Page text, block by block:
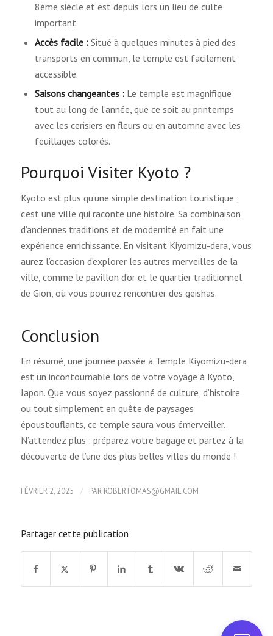
8ème siècle et est depuis lors un lieu de culte
important.
Accès facile :Situé à quelques minutes à pied des
transports en commun, le temple est facilement
accessible.
Saisons changeantes :Le temple est magnifique
tout au long de l’année, que ce soit au printemps
avec les cerisiers en fleurs ou en automne avec les
feuillages colorés.
Pourquoi Visiter Kyoto ?
Kyoto est plus qu’une simple destination touristique ;
c’est une ville qui raconte une histoire. Sa combinaison
d’anciennes traditions et de modernité en fait une
expérience enrichissante. En visitant Kiyomizu-dera, vous
aurez l’occasion d’explorer les autres merveilles de la
ville, comme le pavillon d’or et le quartier traditionnel
de Gion, où vous pourrez rencontrer des geishas.
Conclusion
En résumé, une journée passée à Temple Kiyomizu-dera
est un incontournable lors de votre voyage à Kyoto,
Japon. Que vous soyez passionné de culture, d’histoire
ou tout simplement en quête de paysages
époustouflants, ce temple saura vous émerveiller.
N’attendez plus : préparez votre bagage et partez à la
découverte de l’une des plus belles villes du monde !
FÉVRIER 2, 2025 / PAR ROBERTOMAS@GMAIL.COM
Partager cette publication